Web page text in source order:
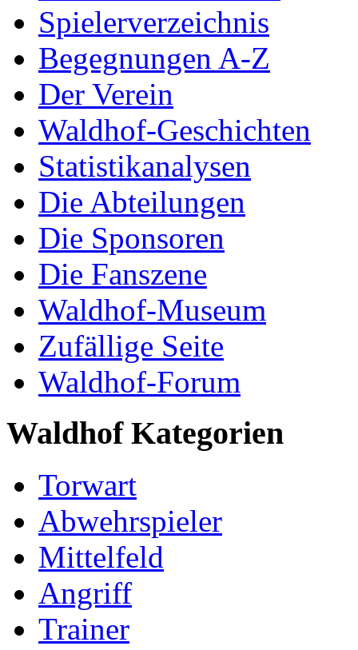
Spielerverzeichnis
Begegnungen A-Z
Der Verein
Waldhof-Geschichten
Statistikanalysen
Die Abteilungen
Die Sponsoren
Die Fanszene
Waldhof-Museum
Zufällige Seite
Waldhof-Forum
Waldhof Kategorien
Torwart
Abwehrspieler
Mittelfeld
Angriff
Trainer